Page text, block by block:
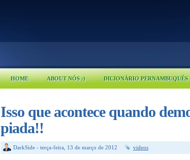
HOME ABOUT NÓS :) DICIONÁRIO PERNAMBUQUÊS
Isso que acontece quando
piada!!
DarkSide - terça-feira, 13 de março de 2012 videos